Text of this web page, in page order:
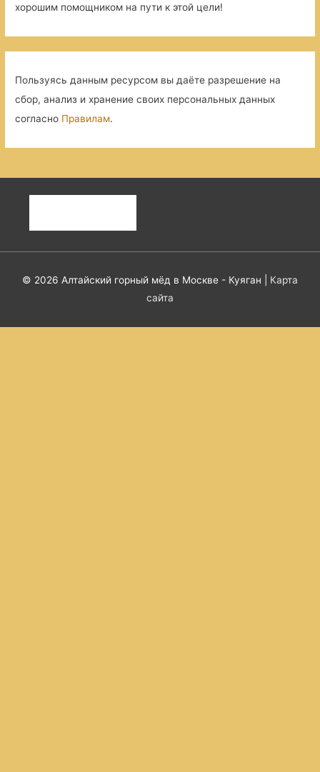
хорошим помощником на пути к этой цели!
Пользуясь данным ресурсом вы даёте разрешение на
сбор, анализ и хранение своих персональных данных
согласно Правилам.
© 2026 Алтайский горный мёд в Москве - Куяган
Карта
сайта